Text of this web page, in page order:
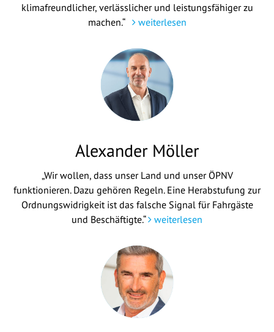
klimafreundlicher, verlässlicher und leistungsfähiger zu
machen.“
weiterlesen
Alexander Möller
„Wir wollen, dass unser Land und unser ÖPNV
funktionieren. Dazu gehören Regeln. Eine Herabstufung zur
Ordnungswidrigkeit ist das falsche Signal für Fahrgäste
und Beschäftigte.“
weiterlesen